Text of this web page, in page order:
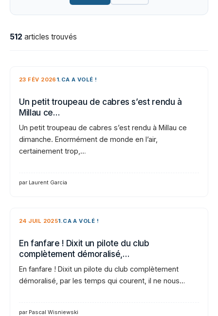
512 articles trouvés
23 FÉV 2026 1.CA A VOLÉ !
Un petit troupeau de cabres s’est rendu à
Millau ce…
Un petit troupeau de cabres s’est rendu à Millau ce
dimanche. Enormément de monde en l’air,
certainement trop,…
par Laurent Garcia
24 JUIL 20251.CA A VOLÉ !
En fanfare ! Dixit un pilote du club
complètement démoralisé,…
En fanfare ! Dixit un pilote du club complètement
démoralisé, par les temps qui courent, il ne nous…
par Pascal Wisniewski